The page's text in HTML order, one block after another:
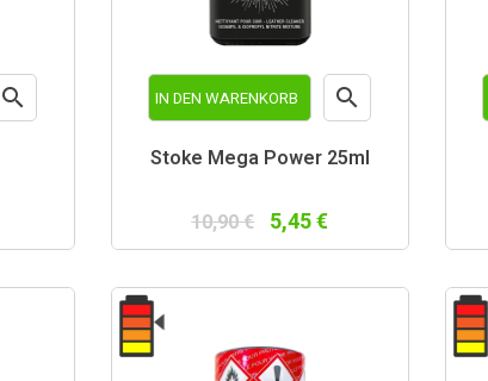
 IN DEN WARENKORB 
Stoke Mega Power 25ml
10,90 € 5,45 €